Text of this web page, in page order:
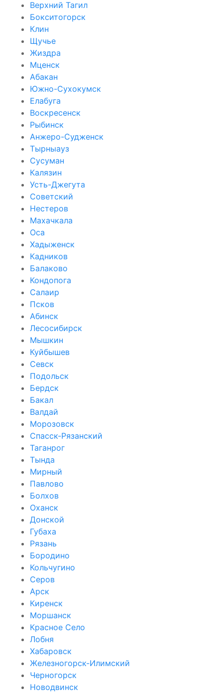
Верхний Тагил
Бокситогорск
Клин
Щучье
Жиздра
Мценск
Абакан
Южно-Сухокумск
Елабуга
Воскресенск
Рыбинск
Анжеро-Судженск
Тырныауз
Сусуман
Калязин
Усть-Джегута
Советский
Нестеров
Махачкала
Оса
Хадыженск
Кадников
Балаково
Кондопога
Салаир
Псков
Абинск
Лесосибирск
Мышкин
Куйбышев
Севск
Подольск
Бердск
Бакал
Валдай
Морозовск
Спасск-Рязанский
Таганрог
Тында
Мирный
Павлово
Болхов
Оханск
Донской
Губаха
Рязань
Бородино
Кольчугино
Серов
Арск
Киренск
Моршанск
Красное Село
Лобня
Хабаровск
Железногорск-Илимский
Черногорск
Новодвинск